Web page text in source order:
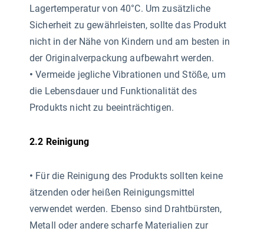
Lagertemperatur von 40°C. Um zusätzliche
Sicherheit zu gewährleisten, sollte das Produkt
nicht in der Nähe von Kindern und am besten in
der Originalverpackung aufbewahrt werden.
• Vermeide jegliche Vibrationen und Stöße, um
die Lebensdauer und Funktionalität des
Produkts nicht zu beeinträchtigen.
2.2 Reinigung
• Für die Reinigung des Produkts sollten keine
ätzenden oder heißen Reinigungsmittel
verwendet werden. Ebenso sind Drahtbürsten,
Metall oder andere scharfe Materialien zur